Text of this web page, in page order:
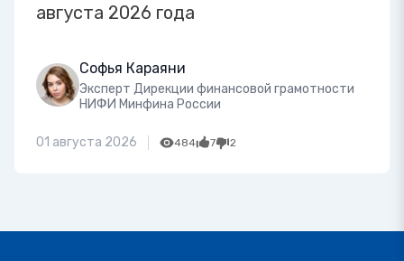
августа 2026 года
Софья Караяни
Эксперт Дирекции финансовой грамотности
НИФИ Минфина России
01 августа 2026 484 7 2